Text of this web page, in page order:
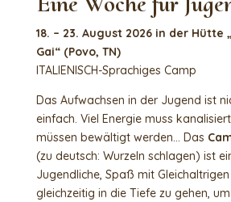
18. – 23. August 2026 in der Hütte
Gai“ (Povo, TN)
ITALIENISCH-Sprachiges Camp
Das Aufwachsen in der Jugend ist
einfach. Viel Energie muss
müssen bewältigt werden… Das
(zu deutsch: Wurzeln schlagen) ist
Jugendliche, Spaß mit
gleichzeitig in die Tiefe zu gehen, um